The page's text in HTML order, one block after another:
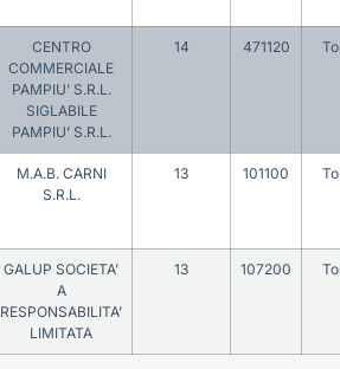
CENTRO
COMMERCIALE
PAMPIU’ S.R.L.
SIGLABILE
PAMPIU’ S.R.L.
14 471120
M.A.B. CARNI
S.R.L.
13 101100
GALUP SOCIETA’
A
RESPONSABILITA’
LIMITATA
13 107200